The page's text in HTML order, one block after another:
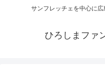
サンフレッチェを中心に
ひろしまファ